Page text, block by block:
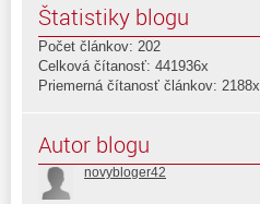
Štatistiky blogu
Počet článkov: 202
Celková čítanosť: 441936x
Priemerná čítanosť článkov: 2188x
Autor blogu
novybloger42